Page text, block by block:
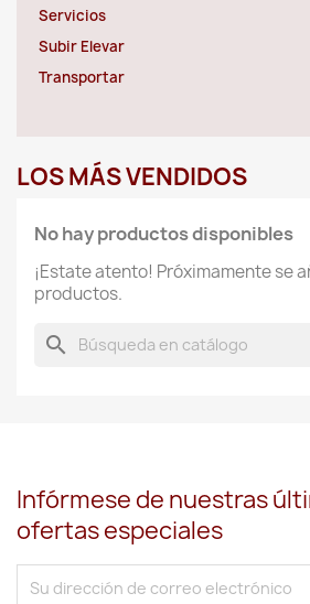
Servicios
Subir Elevar
Transportar
LOS MÁS VENDIDOS
No hay productos disponibles
¡Estate atento! Próximamente se
productos.
search
Infórmese de nuestras
ofertas especiales